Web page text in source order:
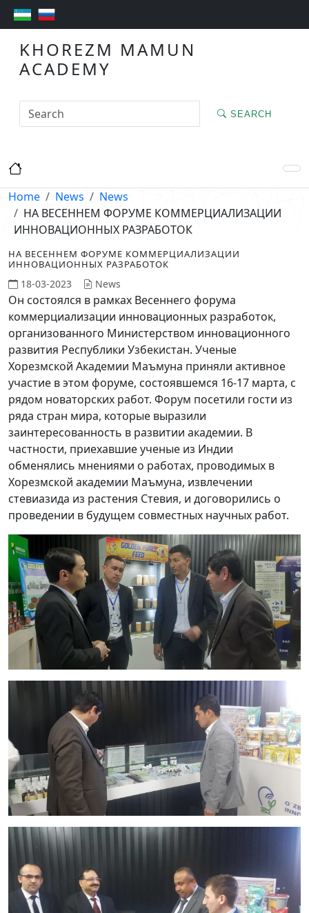
KHOREZM MAMUN
ACADEMY
SEARCH
Home News
News
НА ВЕСЕННЕМ ФОРУМЕ КОММЕРЦИАЛИЗАЦИИ
ИННОВАЦИОННЫХ РАЗРАБОТОК
НА ВЕСЕННЕМ ФОРУМЕ КОММЕРЦИАЛИЗАЦИИ
ИННОВАЦИОННЫХ РАЗРАБОТОК
18-03-2023 News
Он состоялся в рамках Весеннего форума
коммерциализации инновационных разработок,
организованного Министерством инновационного
развития Республики Узбекистан. Ученые
Хорезмской Академии Маъмуна приняли активное
участие в этом форуме, состоявшемся 16-17 марта, с
рядом новаторских работ. Форум посетили гости из
ряда стран мира, которые выразили
заинтересованность в развитии академии. В
частности, приехавшие ученые из Индии
обменялись мнениями о работах, проводимых в
Хорезмской академии Маъмуна, извлечении
стевиазида из растения Стевия, и договорились о
проведении в будущем совместных научных работ.